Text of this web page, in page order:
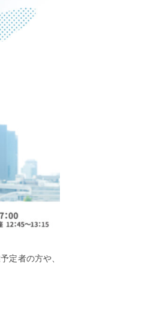
定者の方や、